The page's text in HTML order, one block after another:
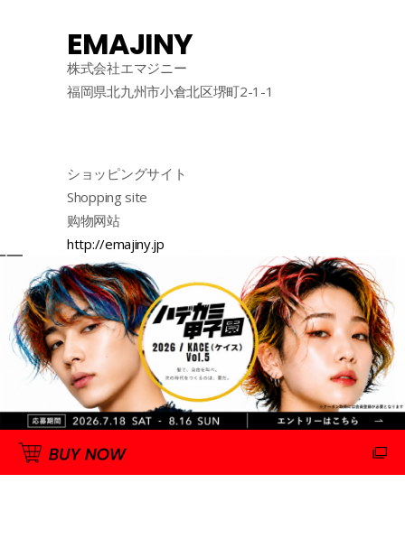
EMAJINY
株式会社エマジニー
福岡県北九州市小倉北区堺町2-1-1
ショッピングサイト
Shopping site
购物网站
http://emajiny.jp